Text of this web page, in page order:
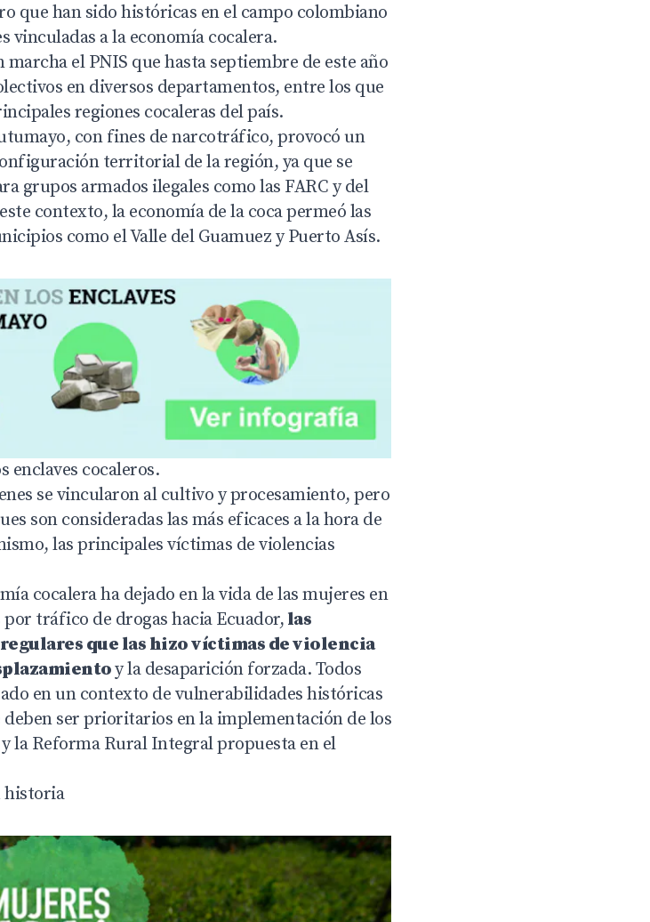
que han sido históricas en el campo colombiano
vinculadas a la economía cocalera.
marcha el PNIS que hasta septiembre de este año
en diversos departamentos, entre los que
regiones cocaleras del país.
con fines de narcotráfico, provocó un
territorial de la región, ya que se
grupos armados ilegales como las FARC y del
contexto, la economía de la coca permeó las
como el Valle del Guamuez y Puerto Asís.
enclaves cocaleros.
se vincularon al cultivo y procesamiento, pero
son consideradas las más eficaces a la hora de
las principales víctimas de violencias
cocalera ha dejado en la vida de las mujeres en
tráfico de drogas hacia Ecuador, las
que las hizo víctimas de violencia
y la desaparición forzada. Todos
en un contexto de vulnerabilidades históricas
ser prioritarios en la implementación de los
la Reforma Rural Integral propuesta en el
historia